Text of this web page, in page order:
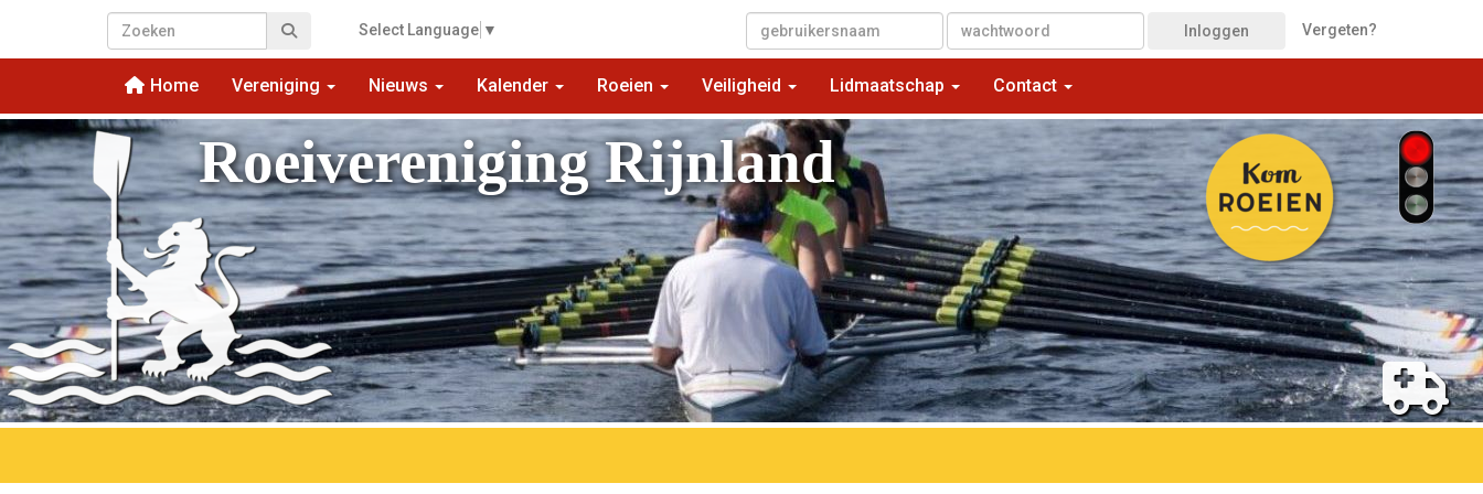
Select Language ▼ Inloggen Vergeten?
Home Vereniging Nieuws Kalender Roeien Veiligheid Lidmaatschap Contact
Roeivereniging Rijnland